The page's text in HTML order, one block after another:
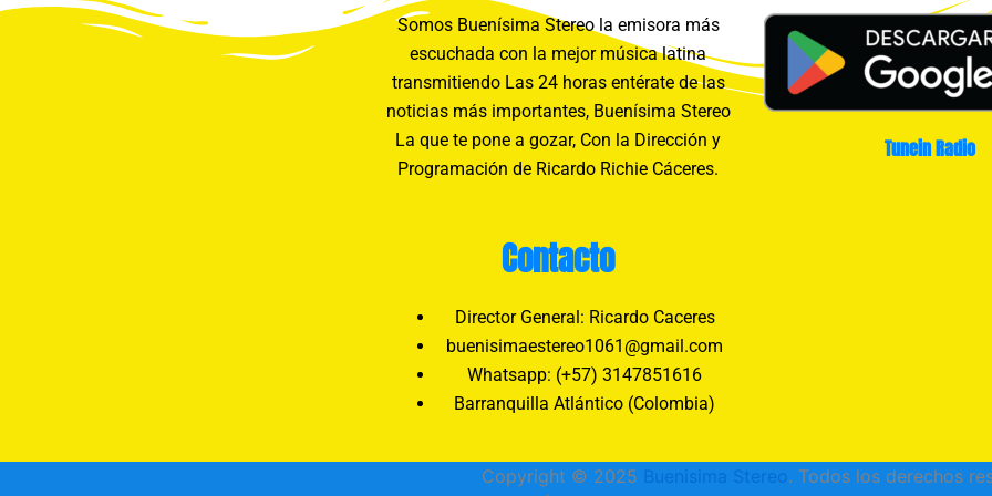
Somos Buenísima Stereo la emisora más
escuchada con la mejor música latina
transmitiendo Las 24 horas entérate de las
noticias más importantes, Buenísima Stereo
La que te pone a gozar, Con la Dirección y
Programación de Ricardo Richie Cáceres.
Contacto
Director General: Ricardo Caceres
buenisimaestereo1061@gmail.com
Whatsapp: (+57) 3147851616
Barranquilla Atlántico (Colombia)
Tunein Radio
Copyright © 2025 Buenisima Stereo. Todos los derechos